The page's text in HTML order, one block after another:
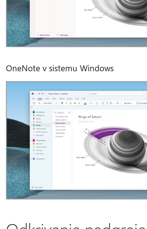
OneNote v sistemu Windows